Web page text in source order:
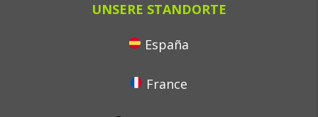
UNSERE STANDORTE
España
France